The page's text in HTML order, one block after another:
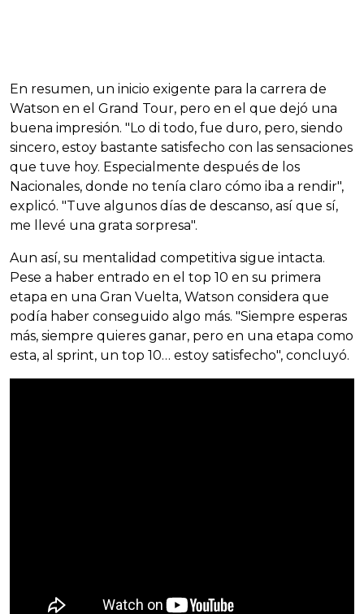
En resumen, un inicio exigente para la carrera de
Watson en el Grand Tour, pero en el que dejó una
buena impresión. "Lo di todo, fue duro, pero, siendo
sincero, estoy bastante satisfecho con las sensaciones
que tuve hoy. Especialmente después de los
Nacionales, donde no tenía claro cómo iba a rendir",
explicó. "Tuve algunos días de descanso, así que sí,
me llevé una grata sorpresa".
Aun así, su mentalidad competitiva sigue intacta.
Pese a haber entrado en el top 10 en su primera
etapa en una Gran Vuelta, Watson considera que
podía haber conseguido algo más. "Siempre esperas
más, siempre quieres ganar, pero en una etapa como
esta, al sprint, un top 10… estoy satisfecho", concluyó.